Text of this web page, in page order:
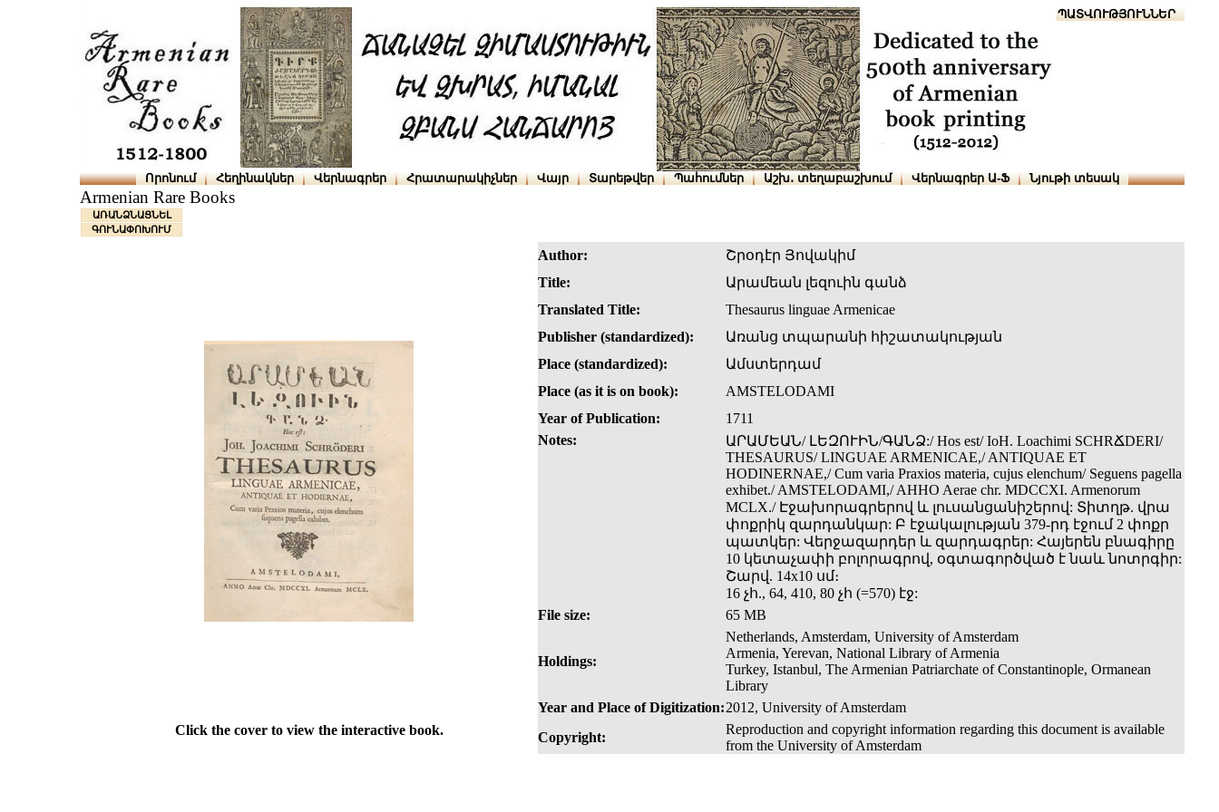
ՆԱԽԱՊԱՏՎՈՒԹՅՈՒՆՆԵՐ
Որոնում Հեղինակներ Վերնագրեր Հրատարակիչներ Վայր Տարեթվեր Պահումներ Աշխ․ տեղաբաշխում Վերնագրեր Ա-Ֆ Նյութի տեսակ
Armenian Rare Books
ԱՌԱՆՁՆԱՑՆԵԼ
ԳՈՒՆԱՓՈԽՈՒՄ
Author:
Շրօդէր Յովակիմ
Title:
Արամեան լեզուին գանձ
Translated Title:
Thesaurus linguae Armenicae
Publisher (standardized):
Առանց տպարանի հիշատակության
Place (standardized):
Ամստերդամ
Place (as it is on book):
AMSTELODAMI
Year of Publication:
1711
Notes:
ԱՐԱՄԵԱՆ/ ԼԵԶՈՒԻՆ/ԳԱՆՁ:/ Hos est/ IoH. Loachimi SCHRՃDERI/
THESAURUS/ LINGUAE ARMENICAE,/ ANTIQUAE ET
HODINERNAE,/ Cum varia Praxios materia, cujus elenchum/ Seguens pagella
exhibet./ AMSTELODAMI,/ AHHO Aerae chr. MDCCXI. Armenorum
MCLX./ Էջախորագրերով և լուսանցանիշերով: Տիտղթ. վրա
փոքրիկ զարդանկար: Բ էջակալության 379-րդ էջում 2 փոքր
պատկեր: Վերջազարդեր և զարդագրեր: Հայերեն բնագիրը
10 կետաչափի բոլորագրով, օգտագործված է նաև նոտրգիր:
Շարվ. 14x10 սմ։
16 չհ., 64, 410, 80 չհ (=570) էջ:
File size:
65 MB
Holdings:
Netherlands, Amsterdam, University of Amsterdam
Armenia, Yerevan, National Library of Armenia
Turkey, Istanbul, The Armenian Patriarchate of Constantinople, Ormanean
Library
Year and Place of Digitization:2012, University of Amsterdam
Click the cover to view the interactive book.
Copyright:
Reproduction and copyright information regarding this document is available
from the University of Amsterdam